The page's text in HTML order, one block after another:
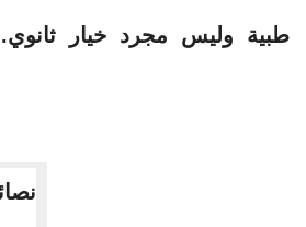
طبية وليس مجرد خيار ثانوي.